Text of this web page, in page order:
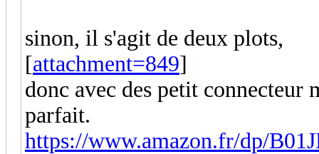
sinon, il s'agit de deux plots,
[attachment=849]
donc avec des petit connecteur
parfait.
https://www.amazon.fr/dp/